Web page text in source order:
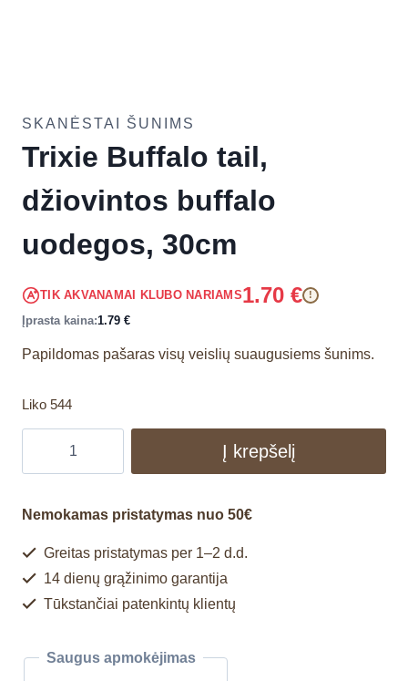
SKANĖSTAI ŠUNIMS
Trixie Buffalo tail,
džiovintos buffalo
uodegos, 30cm
TIK AKVANAMAI KLUBO NARIAMS1.70€ !
Įprasta kaina:1.79 €
Papildomas pašaras visų veislių suaugusiems šunims.
Liko 544
Į krepšelį
Nemokamas pristatymas nuo 50€
Greitas pristatymas per 1–2 d.d.
14 dienų grąžinimo garantija
Tūkstančiai patenkintų klientų
Saugus apmokėjimas